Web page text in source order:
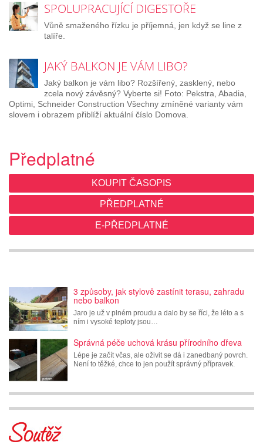
SPOLUPRACUJÍCÍ DIGESTOŘE
Vůně smaženého řízku je příjemná, jen když se line z
talíře.
JAKÝ BALKON JE VÁM LIBO?
Jaký balkon je vám libo? Rozšířený, zasklený, nebo
zcela nový závěsný? Vyberte si! Foto: Pekstra, Abadia,
Optimi, Schneider Construction Všechny zmíněné varianty vám
slovem i obrazem přiblíží aktuální číslo Domova.
Předplatné
KOUPIT ČASOPIS
PŘEDPLATNÉ
E-PŘEDPLATNÉ
3 způsoby, jak stylově zastínit terasu, zahradu
nebo balkon
Jaro je už v plném proudu a dalo by se říci, že léto a s
ním i vysoké teploty jsou…
Správná péče uchová krásu přírodního dřeva
Lépe je začít včas, ale oživit se dá i zanedbaný povrch.
Není to těžké, chce to jen použít správný přípravek.